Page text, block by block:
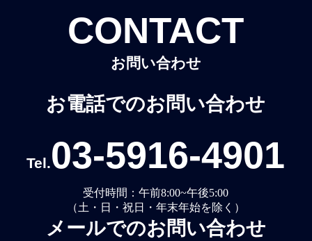
CONTACT
お問い合わせ
お電話でのお問い合わせ
Tel.03-5916-4901
受付時間：午前8:00~午後5:00
（土・日・祝日・年末年始を除く）
メールでのお問い合わせ